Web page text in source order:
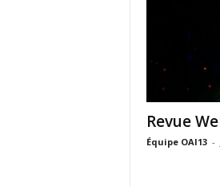
Revue
Équipe OAI13 -